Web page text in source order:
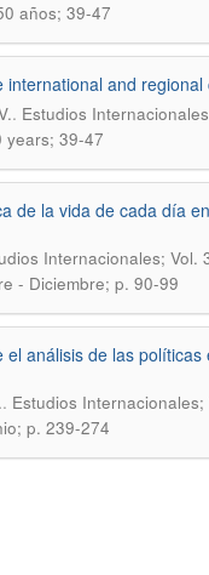
años; 39-47
international and
. Estudios
years; 39-47
de la vida de cada día
Internacionales; Vol.
- Diciembre; p. 90-99
el análisis de las políticas
. Estudios
p. 239-274